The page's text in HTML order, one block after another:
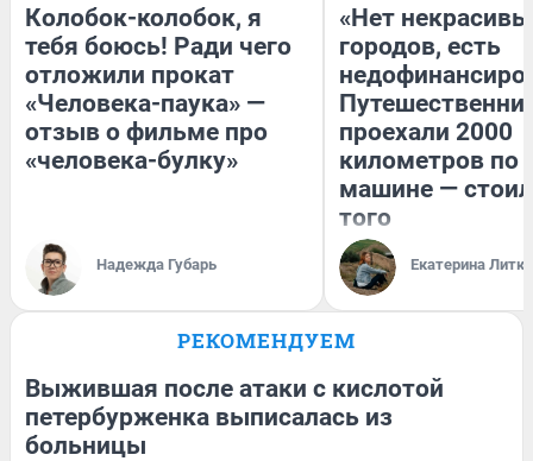
Колобок-колобок, я
тебя боюсь! Ради чего
отложили прокат
«Человека-паука» —
отзыв о фильме про
«человека-булку»
Надежда Губарь
«Нет
городов, есть
проехали 2000
километров по
машине —
того
Екатерина
РЕКОМЕНДУЕМ
Выжившая после атаки с кислотой
петербурженка выписалась из
больницы